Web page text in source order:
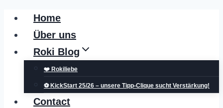
Zum
Inhalt
springen
Home
Über uns
Roki Blog
❤️ Rokiliebe
⚽ KickStart 25/26 – unsere Tipp-Clique sucht Verstärkung!
Contact